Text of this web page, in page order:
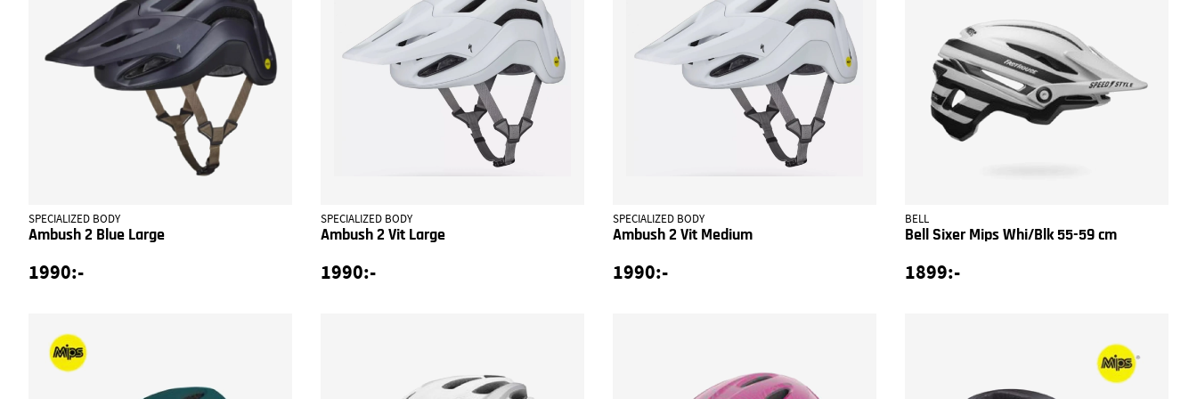
SPECIALIZED BODY
Ambush 2 Blue Large
1990:-
SPECIALIZED BODY
Ambush 2 Vit Large
1990:-
SPECIALIZED BODY
Ambush 2 Vit Medium
1990:-
BELL
Bell Sixer Mips Whi/Blk 55-59 cm
1899:-